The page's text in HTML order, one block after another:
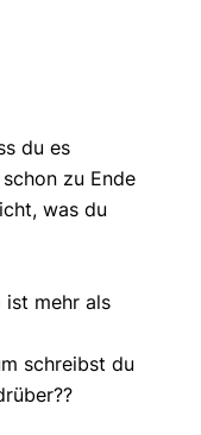
du es
zu Ende
was du
ist mehr als
schreibst du